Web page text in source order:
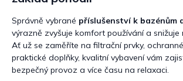
Správně vybrané příslušenství k bazénům
výrazně zvyšuje komfort používání a snižuje
Ať už se zaměříte na filtrační prvky,
praktické doplňky, kvalitní vybavení vám
bezpečný provoz a více času na relaxaci.